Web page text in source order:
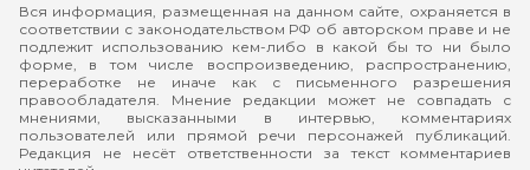
Вся информация, размещенная на данном сайте, охраняется в
соответствии с законодательством РФ об авторском праве и не
подлежит использованию кем-либо в какой бы то ни было
форме, в том числе воспроизведению, распространению,
переработке не иначе как с письменного разрешения
правообладателя. Мнение редакции может не совпадать с
мнениями, высказанными в интервью, комментариях
пользователей или прямой речи персонажей публикаций.
Редакция не несёт ответственности за текст комментариев